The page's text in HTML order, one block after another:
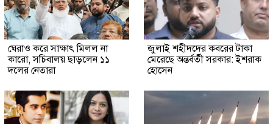
ঘেরাও করে সাক্ষাৎ মিলল না
কারো, সচিবালয় ছাড়লেন ১১
দলের নেতারা
জুলাই শহীদদের কবরের টাকা
মেরেছে অন্তর্বর্তী সরকার: ইশরাক
হোসেন